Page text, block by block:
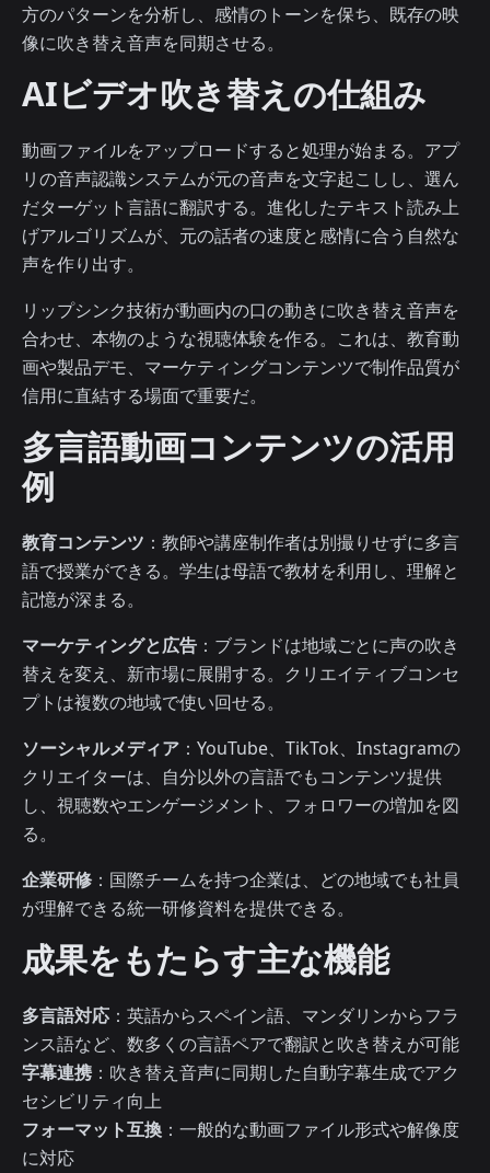
方のパターンを分析し、感情のトーンを保ち、既存の映
像に吹き替え音声を同期させる。
AIビデオ吹き替えの仕組み
動画ファイルをアップロードすると処理が始まる。アプ
リの音声認識システムが元の音声を文字起こしし、選ん
だターゲット言語に翻訳する。進化したテキスト読み上
げアルゴリズムが、元の話者の速度と感情に合う自然な
声を作り出す。
リップシンク技術が動画内の口の動きに吹き替え音声を
合わせ、本物のような視聴体験を作る。これは、教育動
画や製品デモ、マーケティングコンテンツで制作品質が
信用に直結する場面で重要だ。
多言語動画コンテンツの活用
例
教育コンテンツ ：教師や講座制作者は別撮りせずに多言
語で授業ができる。学生は母語で教材を利用し、理解と
記憶が深まる。
マーケティングと広告 ：ブランドは地域ごとに声の吹き
替えを変え、新市場に展開する。クリエイティブコンセ
プトは複数の地域で使い回せる。
ソーシャルメディア ：YouTube、TikTok、Instagramの
クリエイターは、自分以外の言語でもコンテンツ提供
し、視聴数やエンゲージメント、フォロワーの増加を図
る。
企業研修 ：国際チームを持つ企業は、どの地域でも社員
が理解できる統一研修資料を提供できる。
成果をもたらす主な機能
多言語対応 ：英語からスペイン語、マンダリンからフラ
ンス語など、数多くの言語ペアで翻訳と吹き替えが可能
字幕連携 ：吹き替え音声に同期した自動字幕生成でアク
セシビリティ向上
フォーマット互換 ：一般的な動画ファイル形式や解像度
に対応